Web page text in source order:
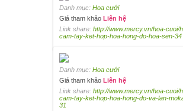
Danh mục: Hoa cưới
Giá tham khảo Liên hệ
Link share: http://www.mercy.vn/hoa-cuoi/
cam-tay-ket-hop-hoa-hong-do-hoa-sen-34
Danh mục: Hoa cưới
Giá tham khảo Liên hệ
Link share: http://www.mercy.vn/hoa-cuoi/
cam-tay-ket-hop-hoa-hong-do-va-lan-
31